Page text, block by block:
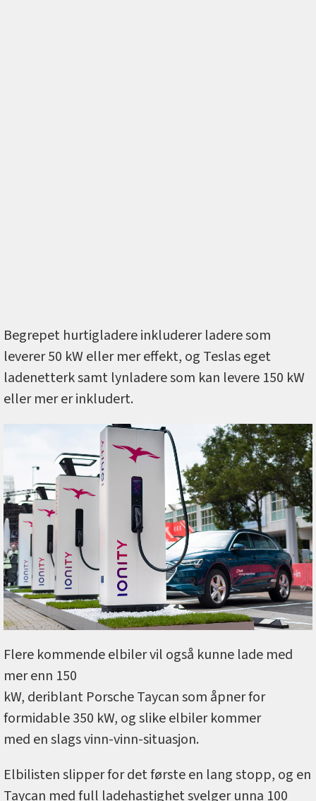
Begrepet hurtigladere inkluderer ladere som
leverer 50 kW eller mer effekt, og Teslas eget
ladenetterk samt lynladere som kan levere 150 kW
eller mer er inkludert.
Flere kommende elbiler vil også kunne lade med
mer enn 150
kW, deriblant Porsche Taycan som åpner for
formidable 350 kW, og slike elbiler kommer
med en slags vinn-vinn-situasjon.
Elbilisten slipper for det første en lang stopp, og en
Taycan med full ladehastighet svelger unna 100